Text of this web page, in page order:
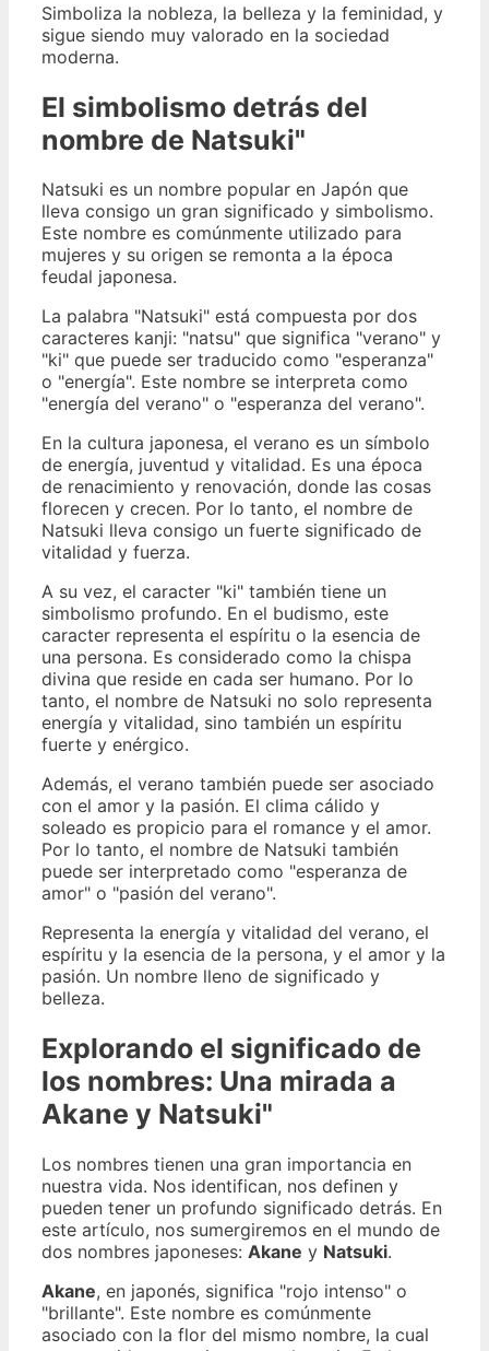
Simboliza la nobleza, la belleza y la feminidad, y
sigue siendo muy valorado en la sociedad
moderna.
El simbolismo detrás del
nombre de Natsuki"
Natsuki es un nombre popular en Japón que
lleva consigo un gran significado y simbolismo.
Este nombre es comúnmente utilizado para
mujeres y su origen se remonta a la época
feudal japonesa.
La palabra "Natsuki" está compuesta por dos
caracteres kanji: "natsu" que significa "verano" y
"ki" que puede ser traducido como "esperanza"
o "energía". Este nombre se interpreta como
"energía del verano" o "esperanza del verano".
En la cultura japonesa, el verano es un símbolo
de energía, juventud y vitalidad. Es una época
de renacimiento y renovación, donde las cosas
florecen y crecen. Por lo tanto, el nombre de
Natsuki lleva consigo un fuerte significado de
vitalidad y fuerza.
A su vez, el caracter "ki" también tiene un
simbolismo profundo. En el budismo, este
caracter representa el espíritu o la esencia de
una persona. Es considerado como la chispa
divina que reside en cada ser humano. Por lo
tanto, el nombre de Natsuki no solo representa
energía y vitalidad, sino también un espíritu
fuerte y enérgico.
Además, el verano también puede ser asociado
con el amor y la pasión. El clima cálido y
soleado es propicio para el romance y el amor.
Por lo tanto, el nombre de Natsuki también
puede ser interpretado como "esperanza de
amor" o "pasión del verano".
Representa la energía y vitalidad del verano, el
espíritu y la esencia de la persona, y el amor y la
pasión. Un nombre lleno de significado y
belleza.
Explorando el significado de
los nombres: Una mirada a
Akane y Natsuki"
Los nombres tienen una gran importancia en
nuestra vida. Nos identifican, nos definen y
pueden tener un profundo significado detrás. En
este artículo, nos sumergiremos en el mundo de
dos nombres japoneses: Akane y Natsuki.
Akane, en japonés, significa "rojo intenso" o
"brillante". Este nombre es comúnmente
asociado con la flor del mismo nombre, la cual